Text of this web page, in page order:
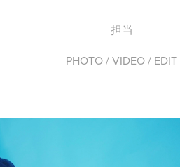
担当
PHOTO / VIDEO / EDIT